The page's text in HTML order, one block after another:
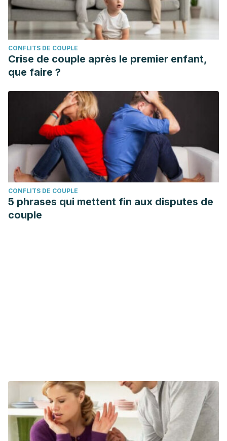
CONFLITS DE COUPLE
Crise de couple après le premier enfant,
que faire ?
CONFLITS DE COUPLE
5 phrases qui mettent fin aux disputes de
couple